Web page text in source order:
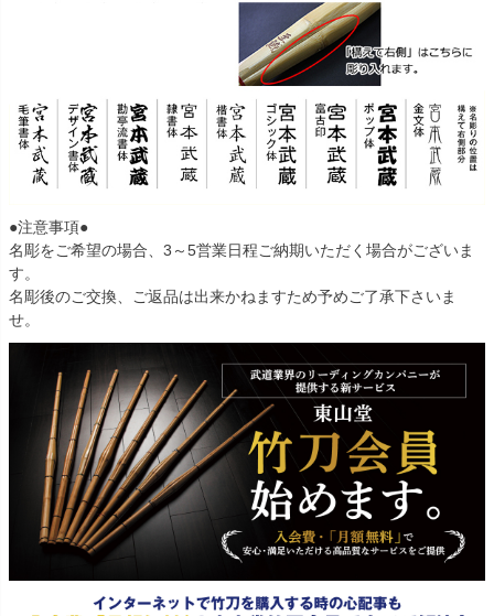
●注意事項●
名彫をご希望の場合、3～5営業日程ご納期いただく場合がございま
す。
名彫後のご交換、ご返品は出来かねますため予めご了承下さいま
せ。